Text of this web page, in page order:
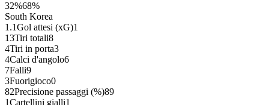
32%68%
South Korea
1.1Gol attesi (xG)1
13Tiri totali8
4Tiri in porta3
4Calci d'angolo6
7Falli9
3Fuorigioco0
82Precisione passaggi (%)89
1Cartellini gialli1